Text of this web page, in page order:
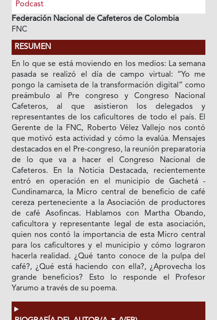
Podcast
Federación Nacional de Cafeteros de Colombia
FNC
RESUMEN
En lo que se está moviendo en los medios: La semana
pasada se realizó el día de campo virtual: “Yo me
pongo la camiseta de la transformación digital” como
preámbulo al Pre congreso y Congreso Nacional
Cafeteros, al que asistieron los delegados y
representantes de los caficultores de todo el país. El
Gerente de la FNC, Roberto Vélez Vallejo nos contó
que motivó esta actividad y cómo la evalúa. Mensajes
destacados en el Pre-congreso, la reunión preparatoria
de lo que va a hacer el Congreso Nacional de
Cafeteros. En la Noticia Destacada, recientemente
entró en operación en el municipio de Gachetá -
Cundinamarca, la Micro central de beneficio de café
cereza perteneciente a la Asociación de productores
de café Asofincas. Hablamos con Martha Obando,
caficultora y representante legal de esta asociación,
quien nos contó la importancia de esta Micro central
para los caficultores y el municipio y cómo lograron
hacerla realidad. ¿Qué tanto conoce de la pulpa del
café?, ¿Qué está haciendo con ella?, ¿Aprovecha los
grande beneficios? Esto lo responde el Profesor
Yarumo a través de su poema.